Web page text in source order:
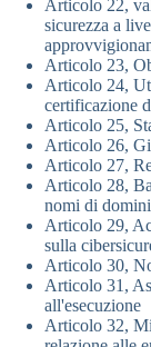
Articolo 22,
sicurezza a
Articolo 23,
Articolo 24,
certificazione
Articolo 25,
Articolo 26,
Articolo 27,
Articolo 28,
nomi di
Articolo 29,
sulla
Articolo 30,
Articolo 31,
all'esecuzione
Articolo 32,